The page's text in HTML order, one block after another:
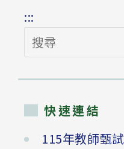
:::
搜
尋
快速連結
115年教師甄試